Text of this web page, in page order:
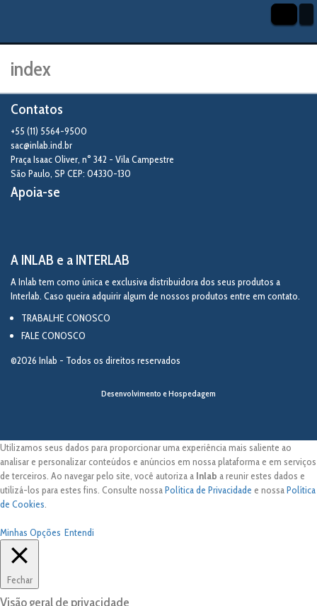
index
Contatos
+55 (11) 5564-9500
sac@inlab.ind.br
Praça Isaac Oliver, n° 342 - Vila Campestre
São Paulo SP CEP: 04330-130
Apoia-se
A INLAB e a INTERLAB
A Inlab tem como única e exclusiva distribuidora dos seus produtos a
Interlab. Caso queira adquirir algum de nossos produtos entre em contato.
TRABALHE CONOSCO
FALE CONOSCO
©2026 Inlab - Todos os direitos reservados
Desenvolvimento e Hospedagem
Utilizamos seus dados para proporcionar uma experiência mais saliente ao
analisar e personalizar conteúdos e anúncios em nossa plataforma e em serviços
de terceiros. Ao navegar pelo site, você autoriza a Inlab a reunir estes dados e
utilizá-los para estes fins. Consulte nossaPolítica de Privacidade e nossaPolítica
de Cookies
Minhas Opções Entendi
Fechar
Visão geral de privacidade